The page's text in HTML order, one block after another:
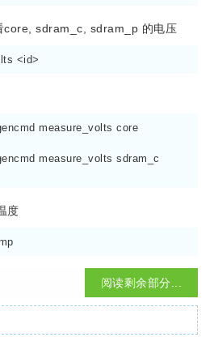
core, sdram_c, sdram_p 的电压
<id>
measure_volts core
measure_volts sdram_c
度
阅读剩余部分...